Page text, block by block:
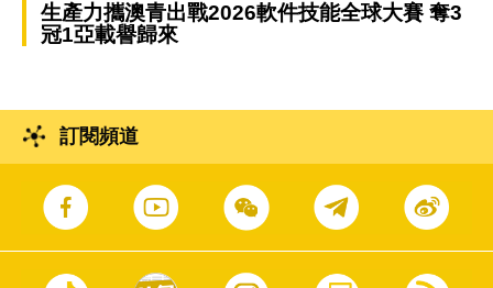
生產力攜澳青出戰2026軟件技能全球大賽 奪3
冠1亞載譽歸來
訂閱頻道